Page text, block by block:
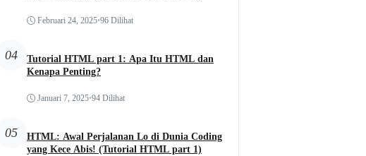
Februari 24, 2025•96 Dilihat
04
Tutorial HTML part 1: Apa Itu HTML dan
Kenapa Penting?
Januari 7, 2025•94 Dilihat
05
HTML: Awal Perjalanan Lo di Dunia Coding
yang Kece Abis! (Tutorial HTML part 1)